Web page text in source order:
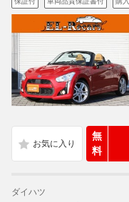
無
料
ダイハツ